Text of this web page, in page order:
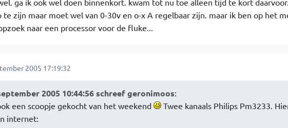
ga ik ook wel doen binnenkort. kwam tot nu toe alleen tijd te kort
te zijn maar moet wel van 0-30v en o-x A regelbaar zijn. maar ik ben op het
naar een processor voor de fluke...
2005 17:19:32
2005 10:44:56 schreef geronimoos:
een scoopje gekocht van het weekend
Twee kanaals Philips Pm3233.
internet: